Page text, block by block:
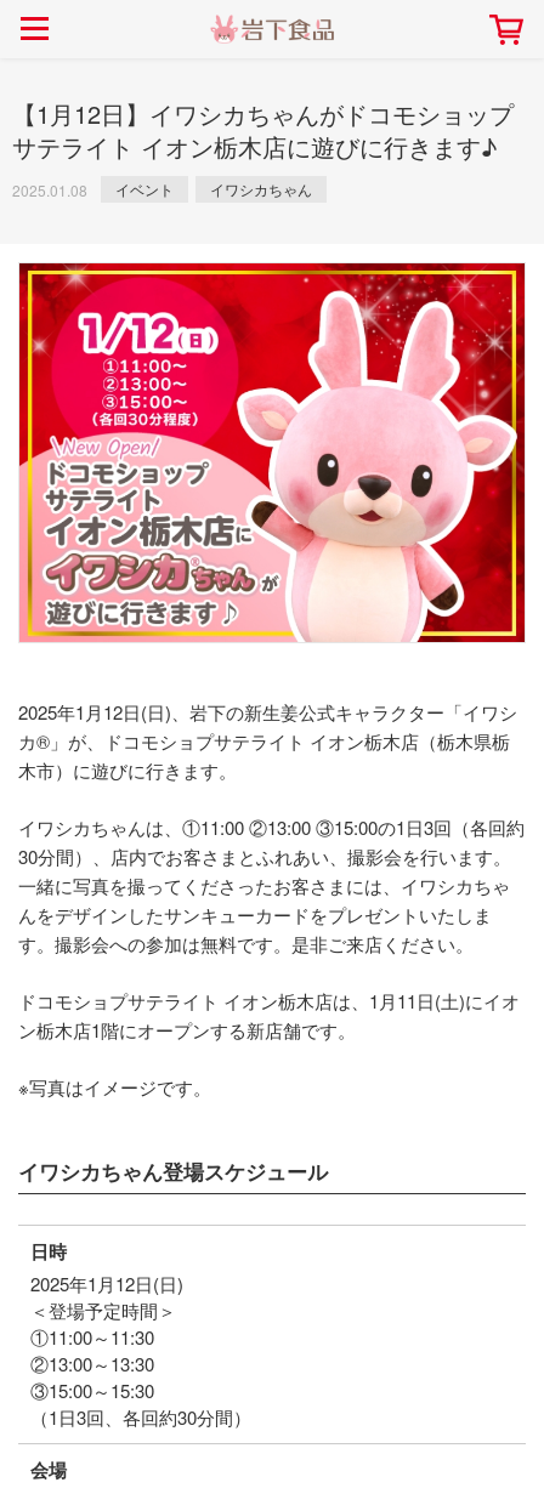
ごあいさつ 会社概要
採用情報 本社所在地
> 新商品
> イベント
> 飲食店コラボ
> ミュージアム
> イワシカちゃん
> オンラインショップ
> メディア掲載
> その他
2026」｜岩下の新生姜ミュー
ジアム
2026.07.01
> 生姜
> らっきょう
> 梅
> その他
岩下の新生姜
> らっきょうレシピ
> オリーブレシピ
きバージョン～
畑での取り組み 工場での取り組み
岩下の新生姜について 岩下のらっきょうにつ
岩下の新生姜ミュージアム
しょうがを食べてお悩
先生
岩下の新生姜万年筆インク 書く描くコンテ
スト
岩下の新生姜Sing＆
～ニュージンジャーイ
【1月12日】イワシカちゃんがドコモショップ
サテライト イオン栃木店に遊びに行きます♪
2025.01.08 イベント イワシカちゃん
2025年1月12日(日)、岩下の新生姜公式キャラクター「イワシ
カ®」が、ドコモショプサテライト イオン栃木店（栃木県栃
木市）に遊びに行きます。
イワシカちゃんは、①11:00 ②13:00 ③15:00の1日3回（各回約
30分間）、店内でお客さまとふれあい、撮影会を行います。
一緒に写真を撮ってくださったお客さまには、イワシカちゃ
んをデザインしたサンキューカードをプレゼントいたしま
す。撮影会への参加は無料です。是非ご来店ください。
ドコモショプサテライト イオン栃木店は、1月11日(土)にイオ
ン栃木店1階にオープンする新店舗です。
※写真はイメージです。
イワシカちゃん登場スケジュール
日時
2025年1月12日(日)
＜登場予定時間＞
①11:00～11:30
②13:00～13:30
③15:00～15:30
（1日3回、各回約30分間）
会場